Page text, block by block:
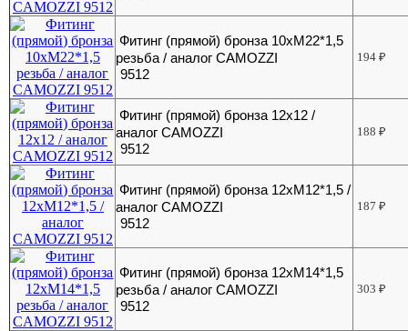
Фитинг (прямой) бронза 10хМ22*1,5
резьба / аналог CAMOZZI
9512
194₽
Фитинг (прямой) бронза 12х12 /
аналог CAMOZZI
9512
188₽
Фитинг (прямой) бронза 12хМ12*1,5 /
аналог CAMOZZI
9512
187₽
Фитинг (прямой) бронза 12хМ14*1,5
резьба / аналог CAMOZZI
9512
303₽